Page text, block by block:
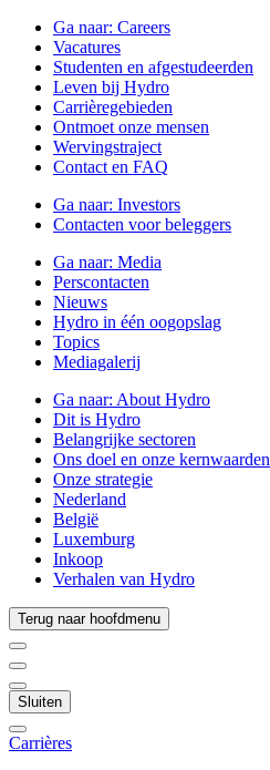
Ga naar: Careers
Vacatures
Studenten en afgestudeerden
Leven bij Hydro
Carrièregebieden
Ontmoet onze mensen
Wervingstraject
Contact en FAQ
Ga naar: Investors
Contacten voor beleggers
Ga naar: Media
Perscontacten
Nieuws
Hydro in één oogopslag
Topics
Mediagalerij
Ga naar: About Hydro
Dit is Hydro
Belangrijke sectoren
Ons doel en onze kernwaarden
Onze strategie
Nederland
België
Luxemburg
Inkoop
Verhalen van Hydro
Terug naar hoofdmenu
Sluiten
Carrières